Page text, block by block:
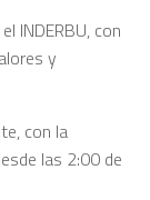
INDERBU, con
y
con la
las 2:00 de